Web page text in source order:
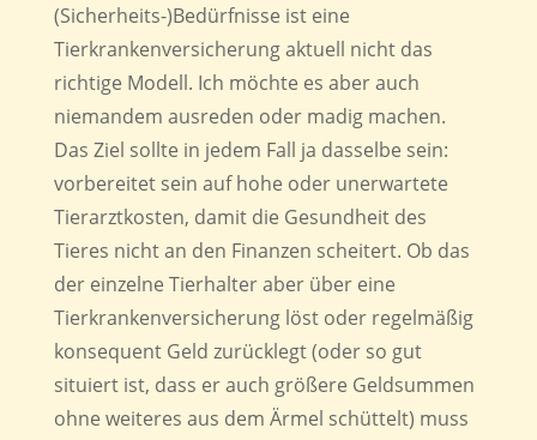
(Sicherheits-)Bedürfnisse ist eine
Tierkrankenversicherung aktuell nicht das
richtige Modell. Ich möchte es aber auch
niemandem ausreden oder madig machen.
Das Ziel sollte in jedem Fall ja dasselbe sein:
vorbereitet sein auf hohe oder unerwartete
Tierarztkosten, damit die Gesundheit des
Tieres nicht an den Finanzen scheitert. Ob das
der einzelne Tierhalter aber über eine
Tierkrankenversicherung löst oder regelmäßig
konsequent Geld zurücklegt (oder so gut
situiert ist, dass er auch größere Geldsummen
ohne weiteres aus dem Ärmel schüttelt) muss